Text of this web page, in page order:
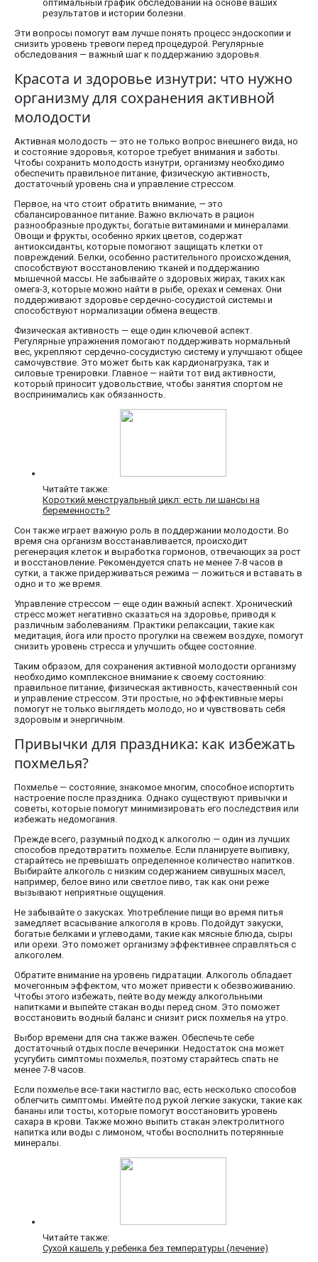
оптимальный график обследований на основе ваших
результатов и истории болезни.
Эти вопросы помогут вам лучше понять процесс эндоскопии и
снизить уровень тревоги перед процедурой. Регулярные
обследования — важный шаг к поддержанию здоровья.
Красота и здоровье изнутри: что нужно
организму для сохранения активной
молодости
Активная молодость — это не только вопрос внешнего вида, но
и состояние здоровья, которое требует внимания и заботы.
Чтобы сохранить молодость изнутри, организму необходимо
обеспечить правильное питание, физическую активность,
достаточный уровень сна и управление стрессом.
Первое, на что стоит обратить внимание, — это
сбалансированное питание. Важно включать в рацион
разнообразные продукты, богатые витаминами и минералами.
Овощи и фрукты, особенно ярких цветов, содержат
антиоксиданты, которые помогают защищать клетки от
повреждений. Белки, особенно растительного происхождения,
способствуют восстановлению тканей и поддержанию
мышечной массы. Не забывайте о здоровых жирах, таких как
омега-3, которые можно найти в рыбе, орехах и семенах. Они
поддерживают здоровье сердечно-сосудистой системы и
способствуют нормализации обмена веществ.
Физическая активность — еще один ключевой аспект.
Регулярные упражнения помогают поддерживать нормальный
вес, укрепляют сердечно-сосудистую систему и улучшают общее
самочувствие. Это может быть как кардионагрузка, так и
силовые тренировки. Главное — найти тот вид активности,
который приносит удовольствие, чтобы занятия спортом не
воспринимались как обязанность.
Читайте также:
Короткий менструальный цикл: есть ли шансы на
беременность?
Сон также играет важную роль в поддержании молодости. Во
время сна организм восстанавливается, происходит
регенерация клеток и выработка гормонов, отвечающих за рост
и восстановление. Рекомендуется спать не менее 7-8 часов в
сутки, а также придерживаться режима — ложиться и вставать в
одно и то же время.
Управление стрессом — еще один важный аспект. Хронический
стресс может негативно сказаться на здоровье, приводя к
различным заболеваниям. Практики релаксации, такие как
медитация, йога или просто прогулки на свежем воздухе, помогут
снизить уровень стресса и улучшить общее состояние.
Таким образом, для сохранения активной молодости организму
необходимо комплексное внимание к своему состоянию:
правильное питание, физическая активность, качественный сон
и управление стрессом. Эти простые, но эффективные меры
помогут не только выглядеть молодо, но и чувствовать себя
здоровым и энергичным.
Привычки для праздника: как избежать
похмелья?
Похмелье — состояние, знакомое многим, способное испортить
настроение после праздника. Однако существуют привычки и
советы, которые помогут минимизировать его последствия или
избежать недомогания.
Прежде всего, разумный подход к алкоголю — один из лучших
способов предотвратить похмелье. Если планируете выпивку,
старайтесь не превышать определенное количество напитков.
Выбирайте алкоголь с низким содержанием сивушных масел,
например, белое вино или светлое пиво, так как они реже
вызывают неприятные ощущения.
Не забывайте о закусках. Употребление пищи во время питья
замедляет всасывание алкоголя в кровь. Подойдут закуски,
богатые белками и углеводами, такие как мясные блюда, сыры
или орехи. Это поможет организму эффективнее справляться с
алкоголем.
Обратите внимание на уровень гидратации. Алкоголь обладает
мочегонным эффектом, что может привести к обезвоживанию.
Чтобы этого избежать, пейте воду между алкогольными
напитками и выпейте стакан воды перед сном. Это поможет
восстановить водный баланс и снизит риск похмелья на утро.
Выбор времени для сна также важен. Обеспечьте себе
достаточный отдых после вечеринки. Недостаток сна может
усугубить симптомы похмелья, поэтому старайтесь спать не
менее 7-8 часов.
Если похмелье все-таки настигло вас, есть несколько способов
облегчить симптомы. Имейте под рукой легкие закуски, такие как
бананы или тосты, которые помогут восстановить уровень
сахара в крови. Также можно выпить стакан электролитного
напитка или воды с лимоном, чтобы восполнить потерянные
минералы.
Читайте также:
Сухой кашель у ребенка без температуры (лечение)